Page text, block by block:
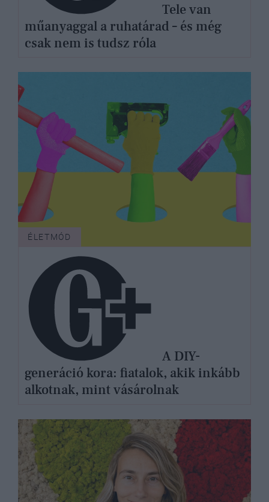
Tele van
műanyaggal a ruhatárad – és még
csak nem is tudsz róla
ÉLETMÓD
A DIY-
generáció kora: fiatalok, akik inkább
alkotnak, mint vásárolnak